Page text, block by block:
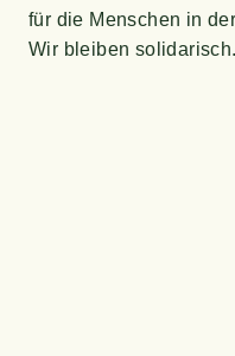
für die Men­schen in
Wir blei­ben solidarisch.